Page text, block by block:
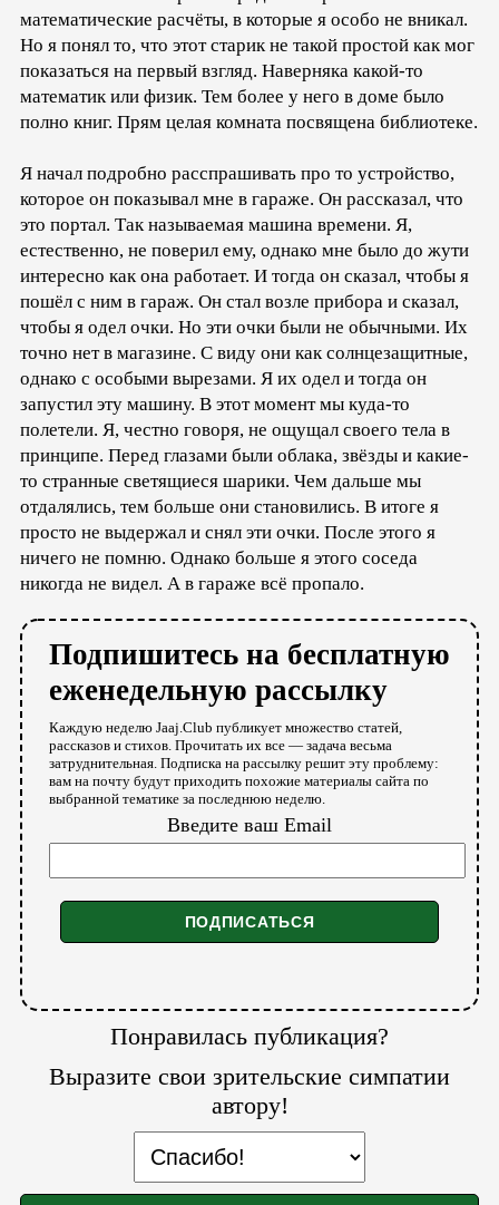
математические расчёты, в которые я особо не вникал.
Но я понял то, что этот старик не такой простой как мог
показаться на первый взгляд. Наверняка какой-то
математик или физик. Тем более у него в доме было
полно книг. Прям целая комната посвящена библиотеке.
Я начал подробно расспрашивать про то устройство,
которое он показывал мне в гараже. Он рассказал, что
это портал. Так называемая машина времени. Я,
естественно, не поверил ему, однако мне было до жути
интересно как она работает. И тогда он сказал, чтобы я
пошёл с ним в гараж. Он стал возле прибора и сказал,
чтобы я одел очки. Но эти очки были не обычными. Их
точно нет в магазине. С виду они как солнцезащитные,
однако с особыми вырезами. Я их одел и тогда он
запустил эту машину. В этот момент мы куда-то
полетели. Я, честно говоря, не ощущал своего тела в
принципе. Перед глазами были облака, звёзды и какие-
то странные светящиеся шарики. Чем дальше мы
отдалялись, тем больше они становились. В итоге я
просто не выдержал и снял эти очки. После этого я
ничего не помню. Однако больше я этого соседа
никогда не видел. А в гараже всё пропало.
Подпишитесь на бесплатную
еженедельную рассылку
Каждую неделю Jaaj.Club публикует множество статей,
рассказов и стихов. Прочитать их все — задача весьма
затруднительная. Подписка на рассылку решит эту проблему:
вам на почту будут приходить похожие материалы сайта по
выбранной тематике за последнюю неделю.
Введите ваш Email
Понравилась публикация?
Выразите свои зрительские симпатии
автору!